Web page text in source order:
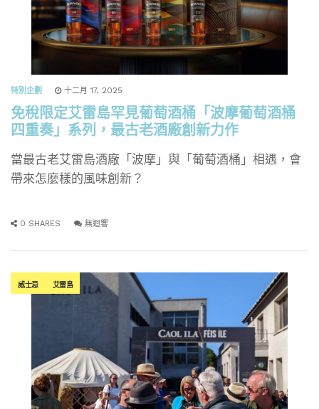
特別企劃 十二月 17, 2025
免稅限定艾雷島罕見葡萄酒桶「波摩葡萄酒桶
四重奏」系列，最古老酒廠創新力作
當最古老艾雷島酒廠「波摩」與「葡萄酒桶」相遇，會
帶來怎麼樣的風味創新？
0 SHARES 無迴響
威士忌 艾雷島